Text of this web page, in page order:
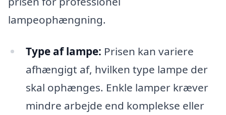
lampeophængning.
Type af lampe: Prisen kan variere
afhængigt af, hvilken type lampe der
skal ophænges. Enkle lamper kræver
mindre arbejde end komplekse eller